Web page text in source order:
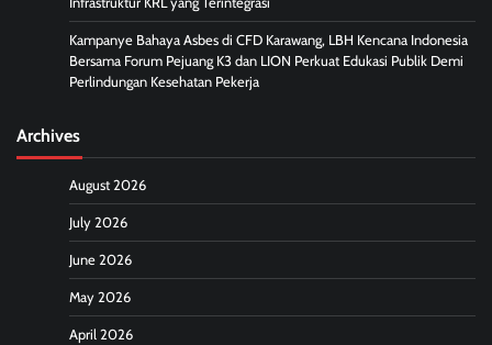
Kampanye Bahaya Asbes di CFD Karawang, LBH Kencana Indonesia
Bersama Forum Pejuang K3 dan LION Perkuat Edukasi Publik Demi
Perlindungan Kesehatan Pekerja
Archives
August 2026
July 2026
June 2026
May 2026
April 2026